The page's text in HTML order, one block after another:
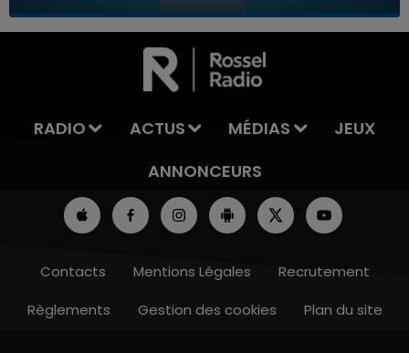
LA TEAM DE L'ÉTÉ
RADIO ACTUS MÉDIAS
JEUX
ANNONCEURS
Contacts Mentions Légales
Recrutement
Règlements
Gestion des cookies Plan du site